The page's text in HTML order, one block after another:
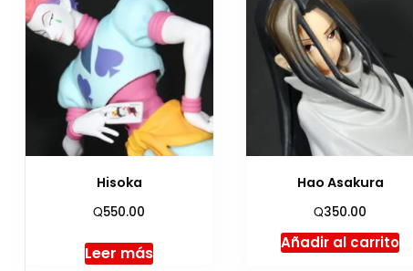
Hisoka
Q550.00
Leer más
Hao Asakura
Q350.00
Añadir al carrito